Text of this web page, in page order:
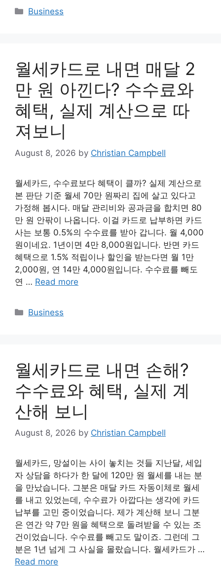
Categories
Business
월세카드로 내면 매달 2
만 원 아낀다? 수수료와
혜택, 실제 계산으로 따
져보니
August 8, 2026 by Christian Campbell
월세카드, 수수료보다 혜택이 클까? 실제 계산으로
본 판단 기준 월세 70만 원짜리 집에 살고 있다고
가정해 봅시다. 매달 관리비와 공과금을 합치면 80
만 원 안팎이 나옵니다. 이걸 카드로 납부하면 카드
사는 보통 0.5%의 수수료를 받아 갑니다. 월 4,000
원이네요. 1년이면 4만 8,000원입니다. 반면 카드
혜택으로 1.5% 적립이나 할인을 받는다면 월 1만
2,000원, 연 14만 4,000원입니다. 수수료를 빼도
연 … Read more
Categories
Business
월세카드로 내면 손해?
수수료와 혜택, 실제 계
산해 보니
August 8, 2026 by Christian Campbell
월세카드, 망설이는 사이 놓치는 것들 지난달, 세입
자 상담을 하다가 한 달에 120만 원 월세를 내는 분
을 만났습니다. 그분은 매달 카드 자동이체로 월세
를 내고 있었는데, 수수료가 아깝다는 생각에 카드
납부를 고민 중이었습니다. 제가 계산해 보니 그분
은 연간 약 7만 원을 혜택으로 돌려받을 수 있는 조
건이었습니다. 수수료를 빼고도 말이죠. 그런데 그
분은 1년 넘게 그 사실을 몰랐습니다. 월세카드가 …
Read more